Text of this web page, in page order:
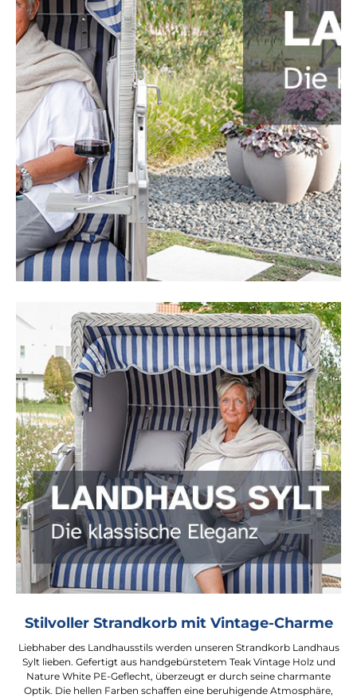
Stilvoller Strandkorb mit Vintage-Charme
Liebhaber des Landhausstils werden unseren Strandkorb Landhaus
Sylt lieben. Gefertigt aus handgebürstetem Teak Vintage Holz und
Nature White PE-Geflecht, überzeugt er durch seine charmante
Optik. Die hellen Farben schaffen eine beruhigende Atmosphäre,